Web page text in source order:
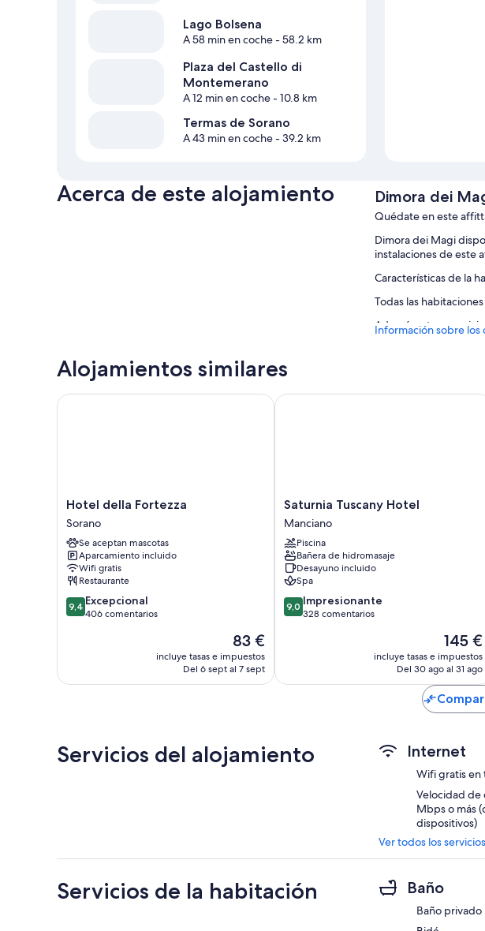
Lago Bolsena
A 58 min en coche- 58.2 km
Plaza del Castello di
Montemerano
A 12 min en coche- 10.8 km
Termas de Sorano
A 43 min en coche- 39.2 km
Acerca de este alojamiento Dimora dei
Quédate en este
Dimora dei Magi
instalaciones de este
Características de la
Todas las
Además, otros
Información sobre los
Alojamientos similares
Hotel
della
Fortezza
Sorano
Hotel della Fortezza
Sorano
Se aceptan mascotas
Aparcamiento incluido
Wifi gratis
Restaurante
9.4
sobre
9,4 Excepcional
406 comentarios
El
precio
actual
83 €
incluye tasas e impuestos
Del 6 sept al 7 sept
Hotel della Fortezza
Saturnia
Tuscany
Hotel
Manciano
Saturnia Tuscany Hotel
Manciano
Piscina
Bañera de hidromasaje
Desayuno incluido
Spa
9.0
sobre
9,0 Impresionante
328 comentarios
El
precio
actual
de
145 €
145 €
incluye tasas e impuestos
Del 30 ago al 31 ago
Saturnia Tuscany Hotel
Servicios del alojamiento Internet
Wifi gratis en
Velocidad de
Mbps o más
dispositivos)
Ver todos los
Servicios de la habitación Baño
Baño privado